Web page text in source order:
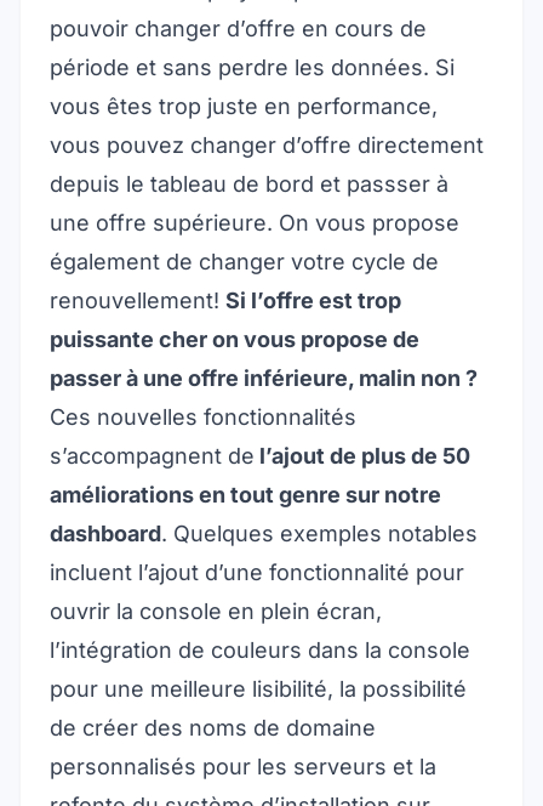
pouvoir changer d’offre en cours de
période et sans perdre les données. Si
vous êtes trop juste en performance,
vous pouvez changer d’offre directement
depuis le tableau de bord et passser à
une offre supérieure. On vous propose
également de changer votre cycle de
renouvellement! Si l’offre est trop
puissante cher on vous propose de
passer à une offre inférieure, malin non ?
Ces nouvelles fonctionnalités
s’accompagnent de l’ajout de plus de 50
améliorations en tout genre sur notre
dashboard. Quelques exemples notables
incluent l’ajout d’une fonctionnalité pour
ouvrir la console en plein écran,
l’intégration de couleurs dans la console
pour une meilleure lisibilité, la possibilité
de créer des noms de domaine
personnalisés pour les serveurs et la